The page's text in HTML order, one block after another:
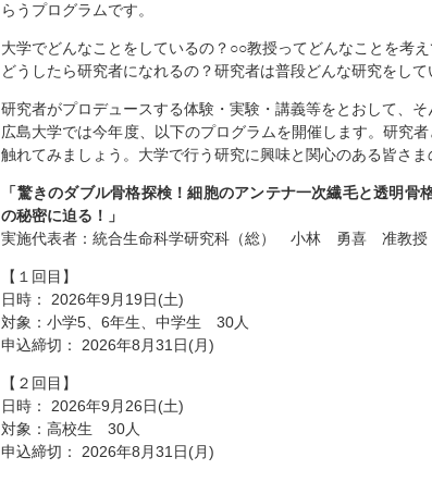
らうプログラムです。
大学でどんなことをしているの？○○教授ってどんなことを考え
どうしたら研究者になれるの？研究者は普段どんな研究をして
研究者がプロデュースする体験・実験・講義等をとおして、そ
広島大学では今年度、以下のプログラムを開催します。研究
触れてみましょう。大学で行う研究に興味と関心のある皆さま
「驚きのダブル骨格探検！細胞のアンテナ一次繊毛と透明骨
の秘密に迫る！」
実施代表者：統合生命科学研究科（総） 小林 勇喜 准教授
【１回目】
日時： 2026年9月19日(土)
対象：小学5、6年生、中学生 30人
申込締切： 2026年8月31日(月)
【２回目】
日時： 2026年9月26日(土)
対象：高校生 30人
申込締切： 2026年8月31日(月)